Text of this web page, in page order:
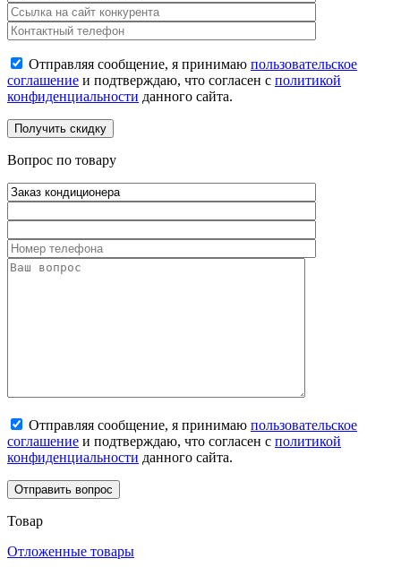
Отправляя сообщение, я принимаю пользовательское
соглашение и подтверждаю, что согласен с политикой
конфиденциальности данного сайта.
Вопрос по товару
Отправляя сообщение, я принимаю пользовательское
соглашение и подтверждаю, что согласен с политикой
конфиденциальности данного сайта.
Товар
Отложенные товары